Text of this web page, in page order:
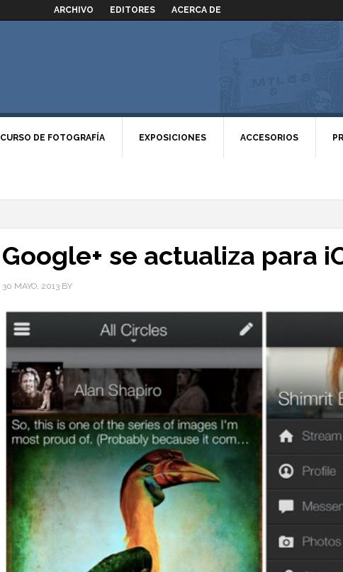
ARCHIVO EDITORES ACERCA DE
CURSO DE FOTOGRAFÍA EXPOSICIONES ACCESORIOS
Google+ se actualiza para
30 MAYO, 2013 BY